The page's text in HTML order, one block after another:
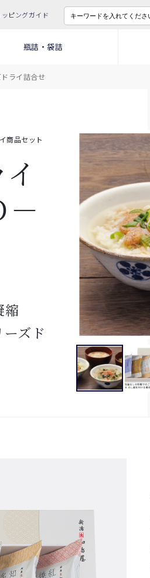
ッピングガイド
瓶詰・袋詰
ライ詰合せ
商品セット
縮
ズド